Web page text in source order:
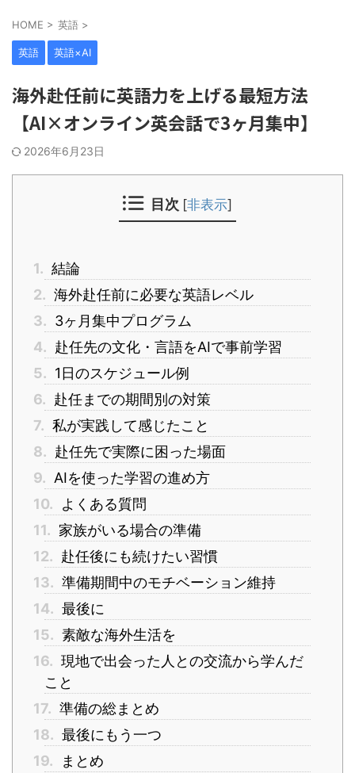
HOME > 英語 >
英語 英語×AI
海外赴任前に英語力を上げる最短方法
【AI×オンライン英会話で3ヶ月集中】
2026年6月23日
目次 [非表示]
1. 結論
2. 海外赴任前に必要な英語レベル
3. 3ヶ月集中プログラム
4. 赴任先の文化・言語をAIで事前学習
5. 1日のスケジュール例
6. 赴任までの期間別の対策
7. 私が実践して感じたこと
8. 赴任先で実際に困った場面
9. AIを使った学習の進め方
10.
よくある質問
11. 家族がいる場合の準備
12. 赴任後にも続けたい習慣
13. 準備期間中のモチベーション維持
14. 最後に
15. 素敵な海外生活を
16. 現地で出会った人との交流から学んだ
こと
17. 準備の総まとめ
18. 最後にもう一つ
19.
まとめ